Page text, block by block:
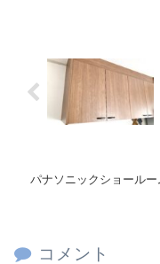
パナソニックショールー
コメント